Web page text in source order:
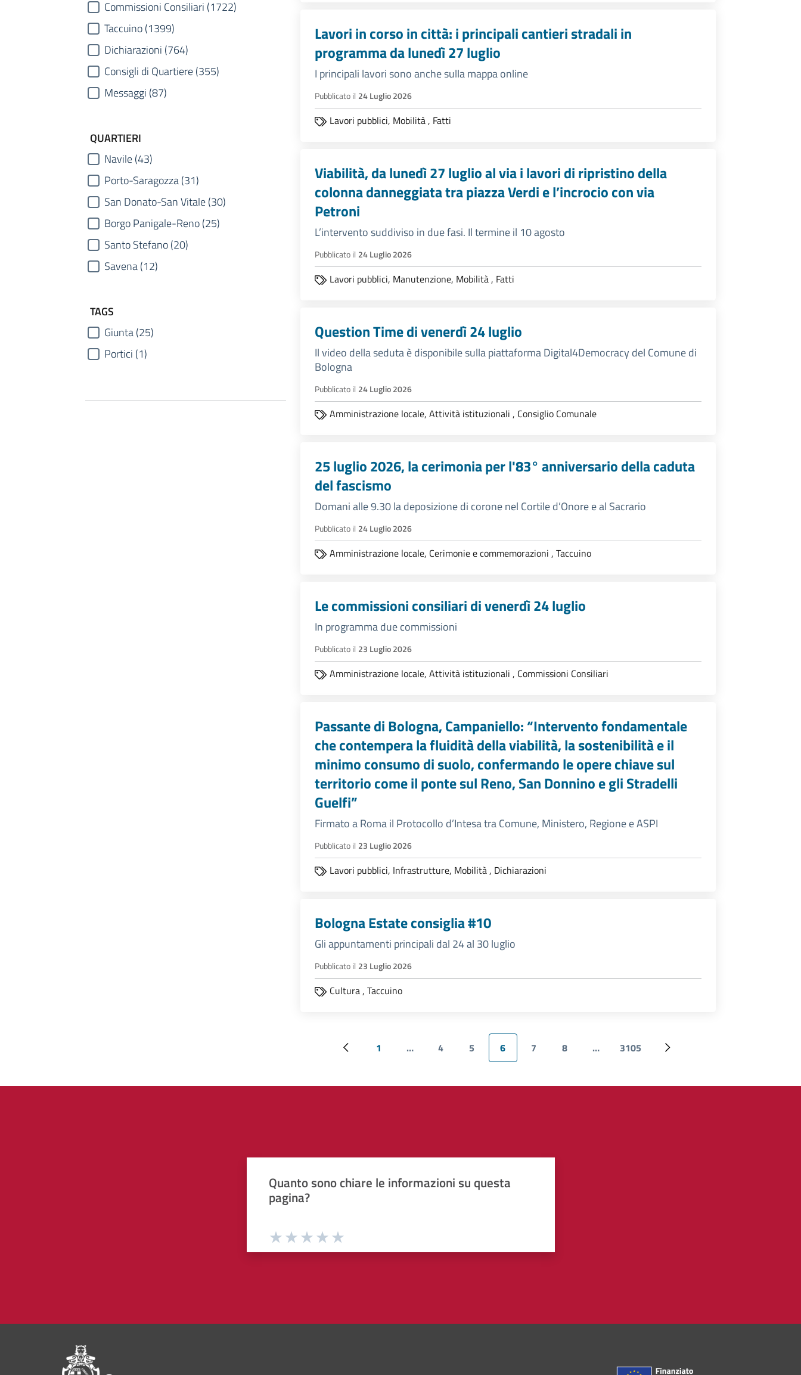
Commissioni Consiliari (1722)
Taccuino (1399)
Dichiarazioni (764)
Consigli di Quartiere (355)
Messaggi (87)
QUARTIERI
Navile (43)
Porto-Saragozza (31)
San Donato-San Vitale (30)
Borgo Panigale-Reno (25)
Santo Stefano (20)
Savena (12)
TAGS
Giunta (25)
Portici (1)
Lavori in corso in città: i principali cantieri stradali in
programma da lunedì 27 luglio
I principali lavori sono anche sulla mappa online
Pubblicato il 24 Luglio 2026
Lavori pubblici, Mobilità, Fatti
Viabilità, da lunedì 27 luglio al via i lavori di ripristino della
colonna danneggiata tra piazza Verdi e l’incrocio con via
Petroni
L’intervento suddiviso in due fasi. Il termine il 10 agosto
Pubblicato il 24 Luglio 2026
Lavori pubblici, Manutenzione, Mobilità, Fatti
Question Time di venerdì 24 luglio
Il video della seduta è disponibile sulla piattaforma Digital4Democracy del Comune di
Bologna
Pubblicato il 24 Luglio 2026
Amministrazione locale, Attività istituzionali , Consiglio Comunale
25 luglio 2026, la cerimonia per l'83° anniversario della caduta
del fascismo
Domani alle 9.30 la deposizione di corone nel Cortile d’Onore e al Sacrario
Pubblicato il 24 Luglio 2026
Amministrazione locale, Cerimonie e commemorazioni , Taccuino
Le commissioni consiliari di venerdì 24 luglio
In programma due commissioni
Pubblicato il 23 Luglio 2026
Amministrazione locale, Attività istituzionali , Commissioni Consiliari
Passante di Bologna, Campaniello: “Intervento fondamentale
che contempera la fluidità della viabilità, la sostenibilità e il
minimo consumo di suolo, confermando le opere chiave sul
territorio come il ponte sul Reno, San Donnino e gli Stradelli
Guelfi”
Firmato a Roma il Protocollo d’Intesa tra Comune, Ministero, Regione e ASPI
Pubblicato il 23 Luglio 2026
Lavori pubblici, Infrastrutture, Mobilità, Dichiarazioni
Bologna Estate consiglia #10
Gli appuntamenti principali dal 24 al 30 luglio
Pubblicato il 23 Luglio 2026
Cultura, Taccuino
Pagina precedente
Prima pagina
1 …
Page
4
Page
5
Pagina attuale
6
Page
7
Page
8 …
Ultima pagina
3105
Pagina successiva
Quanto sono chiare le informazioni su questa
pagina?
Valuta da 1 a 5 stelle la paginaValuta 4 stelle su 5
Valuta 3 stelle su 5
Valuta 2 stelle su 5
Valuta 1 stelle su 5
Pié di pagina di Comune di Bologna